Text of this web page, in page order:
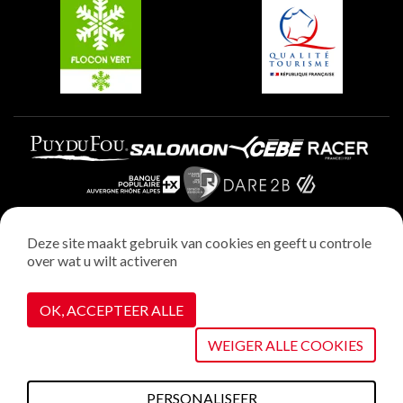
Plagne Villages
Plagne Aime 2000
Wettelijke vermeldingen
Privacybeleid
Realisatie : StudioJuillet
Cookiebeheer
Deze site maakt gebruik van cookies en geeft u controle
over wat u wilt activeren
OK, ACCEPTEER ALLE
WEIGER ALLE COOKIES
PERSONALISEER